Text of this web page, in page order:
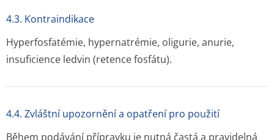
4.3. Kontraindikace
Hyperfosfatémie, hypernatrémie, oligurie, anurie,
insuficience ledvin (retence fosfátu).
4.4. Zvláštní upozornění a opatření pro použití
Během podávání přípravku je nutná častá a pravidelná